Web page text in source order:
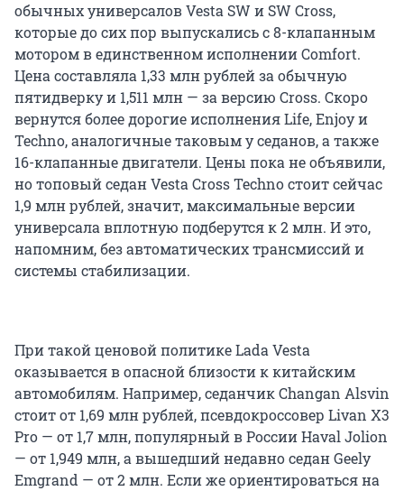
обычных универсалов Vesta SW и SW Cross,
которые до сих пор выпускались с 8-клапанным
мотором в единственном исполнении Comfort.
Цена составляла 1,33 млн рублей за обычную
пятидверку и 1,511 млн — за версию Cross. Скоро
вернутся более дорогие исполнения Life, Enjoy и
Techno, аналогичные таковым у седанов, а также
16-клапанные двигатели. Цены пока не объявили,
но топовый седан Vesta Cross Techno стоит сейчас
1,9 млн рублей, значит, максимальные версии
универсала вплотную подберутся к 2 млн. И это,
напомним, без автоматических трансмиссий и
системы стабилизации.
При такой ценовой политике Lada Vesta
оказывается в опасной близости к китайским
автомобилям. Например, седанчик Changan Alsvin
стоит от 1,69 млн рублей, псевдокроссовер Livan X3
Pro — от 1,7 млн, популярный в России Haval Jolion
— от 1,949 млн, а вышедший недавно седан Geely
Emgrand — от 2 млн. Если же ориентироваться на